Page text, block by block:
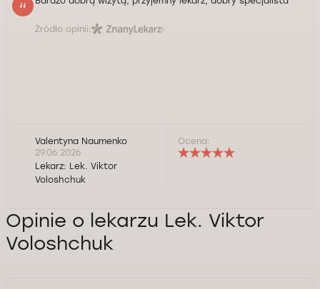
Źródło opinii:
Valentyna Naumenko
29.06.2026
Lekarz: Lek. Viktor
Voloshchuk
Ocena:
Opinie o lekarzu Lek. Viktor
Voloshchuk